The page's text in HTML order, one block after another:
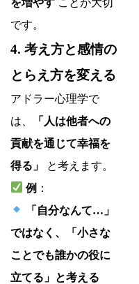
です。
4. 考え方と感情の
とらえ方を変える
アドラー心理学で
は、
「人は他者への
貢献を通じて幸福を
得る」
と考えます。
例 ：
「自分なんて…」
ではなく、「小さな
ことでも誰かの役に
立てる」と考える